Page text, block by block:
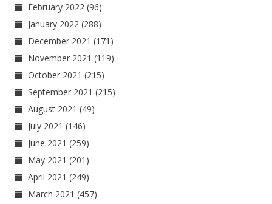
February 2022 (96)
January 2022 (288)
December 2021 (171)
November 2021 (119)
October 2021 (215)
September 2021 (215)
August 2021 (49)
July 2021 (146)
June 2021 (259)
May 2021 (201)
April 2021 (249)
March 2021 (457)